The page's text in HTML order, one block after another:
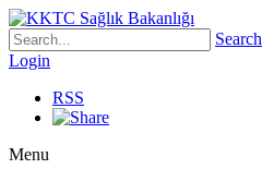
Search
Login
RSS
Menu